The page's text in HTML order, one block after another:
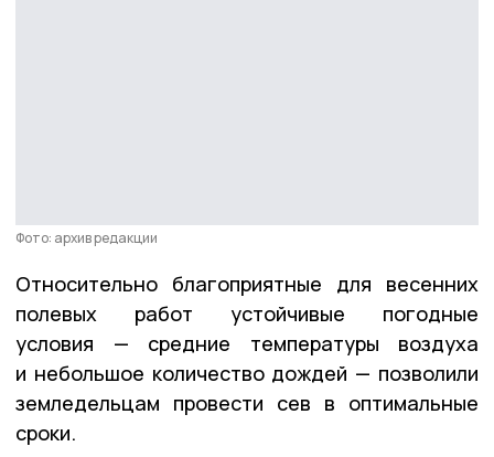
Фото: архив редакции
Относительно благоприятные для весенних
полевых работ устойчивые погодные
условия — средние температуры воздуха
и небольшое количество дождей — позволили
земледельцам провести сев в оптимальные
сроки.